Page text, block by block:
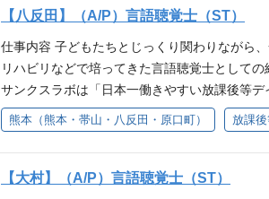
チームになって支援に取り組みたい方 ・ITの取
◎ 実際の子どもたちの様子や、職員同士の雰
い」という方も歓迎しています。 【放課後等
子どもや、発達に特性のある子どもたちを対
ニケーション能力の向上、集団活動など、一
的に見守りながら、「できること」を増やし
チームになって支援に取り組みたい方 ・ITの取
人で活躍している作業療法士・理学療法士・
どもへの関わり方が分からない」 「発達支援
経験してきた職員ばかりです。 当法人では複
ングや情報共有を行っています。 ・子どもへ
え方 ・保護者との関わり方 などについて相談
いながら成長できる職場です。 ＼職場見学・
ど大丈夫かな？」 「久しぶりの仕事復帰で不
◎ 実際の子どもたちの様子や、職員同士の雰
として培ってきた知識や経験を活かし、子ど
の関わり方を育む支援 ・保護者や他職種との
功体験を増やしていきます。 子どもたちのコ
事の大きな魅力です。 【児童福祉分野未経験
してご活躍いただけます。 当法人で活躍して
定期的にリハビリ職同士のミーティングや情
【八反田】（A/P）言語聴覚士（ST）
仕事内容 子どもたちとじっくり関わりながら
リハビリなどで培ってきた言語聴覚士として
サンクスラボは「日本一働きやすい放課後等
にも安心して働いていただける環境づくりを
ーションに関する支援 ・言葉や表現に関する
ぶ活動の支援 ・保護者との情報共有 ・支援記
として培ってきた知識や経験を活かし、子ど
熊本（熊本・帯山・八反田・原口町） 放課
【大村】（A/P）言語聴覚士（ST）